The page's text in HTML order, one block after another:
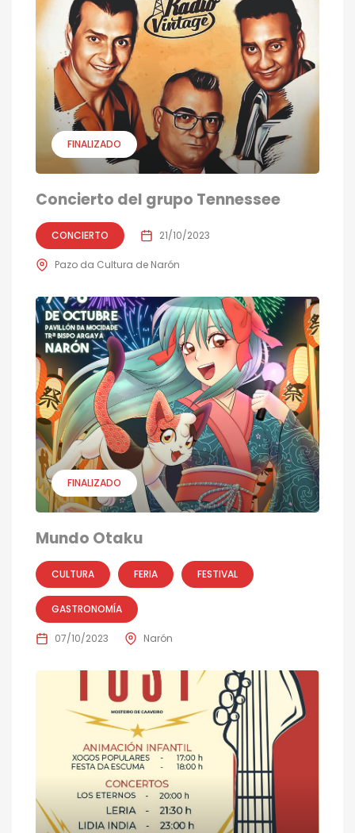
FINALIZADO
Concierto del grupo Tennessee
CONCIERTO 21/10/2023
Pazo da Cultura de Narón
FINALIZADO
Mundo Otaku
CULTURA FERIA FESTIVAL
GASTRONOMÍA
07/10/2023 Narón